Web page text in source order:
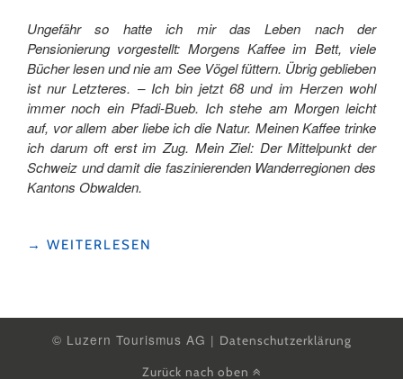
Ungefähr so hatte ich mir das Leben nach der
Pensionierung vorgestellt: Morgens Kaffee im Bett, viele
Bücher lesen und nie am See Vögel füttern. Übrig geblieben
ist nur Letzteres. – Ich bin jetzt 68 und im Herzen wohl
immer noch ein Pfadi-Bueb. Ich stehe am Morgen leicht
auf, vor allem aber liebe ich die Natur. Meinen Kaffee trinke
ich darum oft erst im Zug. Mein Ziel: Der Mittelpunkt der
Schweiz und damit die faszinierenden Wanderregionen des
Kantons Obwalden.
"DER
→ WEITERLESEN
© Luzern Tourismus AG | Datenschutzerklärung
Zurück nach oben